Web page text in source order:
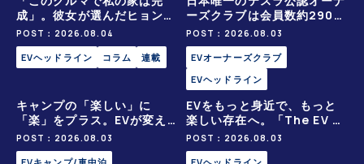
成」。彼女が選んだヒョンデ
「IONIQ 5」の「エネルギー
ハック」な生活【ななみんE
Vレポート その１】
POST：2026.08.04
EVヘッドライン コラム 連載
ーズクラブは会員数約2900
人の一般社団法人〈テスラオ
ーナーズクラブジャパン（T
OCJ）〉
POST：2026.08.03
EVオーナーズクラブ
EVヘッドライン
キャンプの「楽しい」に
「楽」をプラス。EVが変え
るアウトドアの質とその先に
ある災害時の実践力
POST：2026.08.03
EVをもっと身近で、もっと
楽しい存在へ。「The EV Ti
mes」は、リニューアルいた
します！
POST：2026.08.03